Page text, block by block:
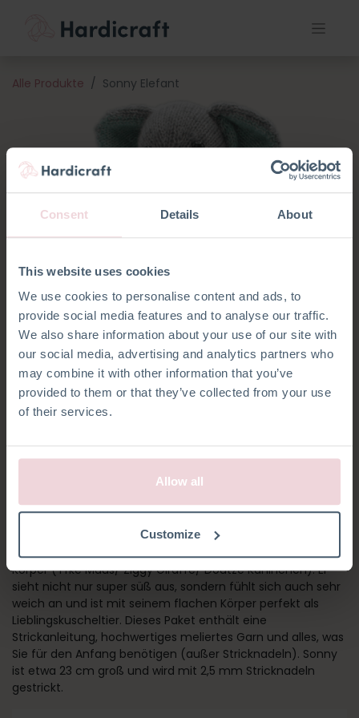
Consent Details About
This website uses cookies
We use cookies to personalise content and ads, to
provide social media features and to analyse our traffic.
We also share information about your use of our site with
our social media, advertising and analytics partners who
may combine it with other information that you’ve
provided to them or that they’ve collected from your use
of their services.
Allow all
Customize
Alle Produkte Sonny Elefant
SONNY ELEFANT
Sonny ist Teil eines Sets von vier Strickpakete mit flachem
Körper (Yfke Maus/ Ziggy Giraffe/ Doutze Kaninchen). Er
sieht nicht nur super süß aus, sondern fühlt sich auch sehr
weich an und ist mit seinem flachen Körper perfekt als
Lieblingskuscheltier. Dieses Paket enthält eine
Strickanleitung, hochwertiges meliertes Garn und alles, was
Sie für den Anfang benötigen (außer Stricknadeln). Sonny
ist etwa 23 cm groß und wird mit 2,5 mm Stricknadeln
gestrickt.